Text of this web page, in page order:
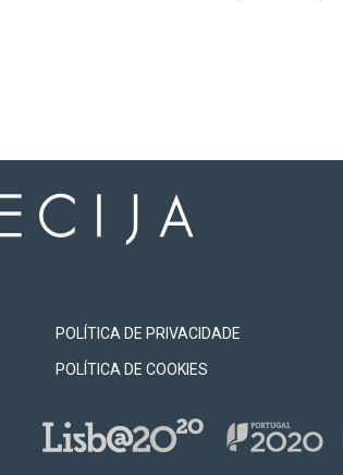
POLÍTICA DE PRIVACIDADE
POLÍTICA DE COOKIES